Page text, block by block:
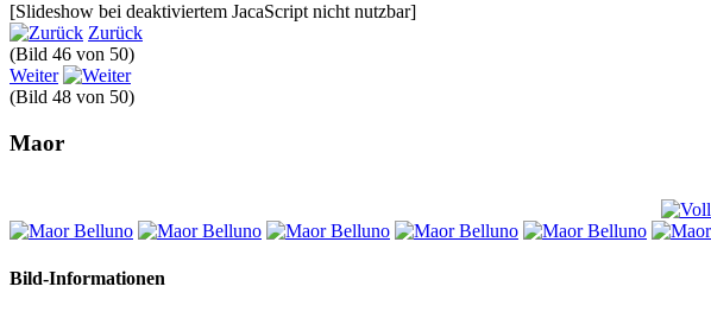
[Slideshow bei deaktiviertem JacaScript nicht nutzbar]
Zurück
(Bild 46 von 50)
Weiter
(Bild 48 von 50)
Maor
Bild-Informationen